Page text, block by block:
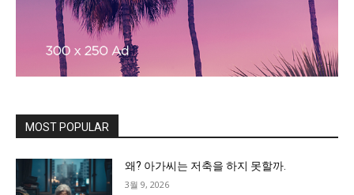
MOST POPULAR
왜? 아가씨는 저축을 하지 못할까.
3월 9, 2026